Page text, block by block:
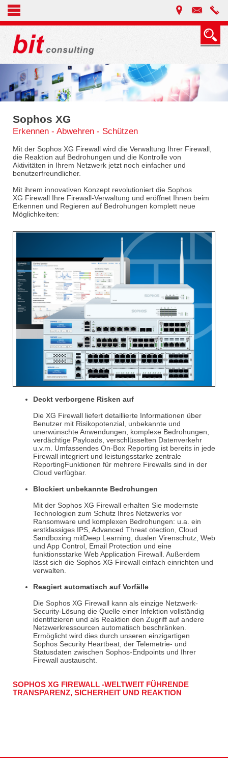
Sophos XG
Erkennen - Abwehren - Schützen
Mit der Sophos XG Firewall wird die Verwaltung Ihrer Firewall,
die Reaktion auf Bedrohungen und die Kontrolle von
Aktivitäten in Ihrem Netzwerk jetzt noch einfacher und
benutzerfreundlicher.
Mit ihrem innovativen Konzept revolutioniert die Sophos
XG Firewall Ihre Firewall-Verwaltung und eröffnet Ihnen beim
Erkennen und Regieren auf Bedrohungen komplett neue
Möglichkeiten:
Deckt verborgene Risken auf
Die XG Firewall liefert detaillierte Informationen über
Benutzer mit Risikopotenzial, unbekannte und
unerwünschte Anwendungen, komplexe Bedrohungen,
verdächtige Payloads, verschlüsselten Datenverkehr
u.v.m. Umfassendes On-Box Reporting ist bereits in jede
Firewall integriert und leistungsstarke zentrale
ReportingFunktionen für mehrere Firewalls sind in der
Cloud verfügbar.
Blockiert unbekannte Bedrohungen
Mit der Sophos XG Firewall erhalten Sie modernste
Technologien zum Schutz Ihres Netzwerks vor
Ransomware und komplexen Bedrohungen: u.a. ein
erstklassiges IPS, Advanced Threat otection, Cloud
Sandboxing mitDeep Learning, dualen Virenschutz, Web
und App Control, Email Protection und eine
funktionsstarke WebApplication Firewall. Außerdem
lässt sich die Sophos XG Firewall einfach einrichten und
verwalten.
Reagiert automatisch auf Vorfälle
Die Sophos XG Firewall kann als einzige Netzwerk-
Security-Lösung die Quelle einer Infektion vollständig
identifizieren und als Reaktion den Zugriff auf andere
Netzwerkressourcen automatisch beschränken.
Ermöglicht wird dies durch unseren einzigartigen
Sophos Security Heartbeat, der Telemetrie- und
Statusdaten zwischen Sophos-Endpoints und Ihrer
Firewall austauscht.
SOPHOS XG FIREWALL -WELTWEIT FÜHRENDE
TRANSPARENZ, SICHERHEIT UND REAKTION